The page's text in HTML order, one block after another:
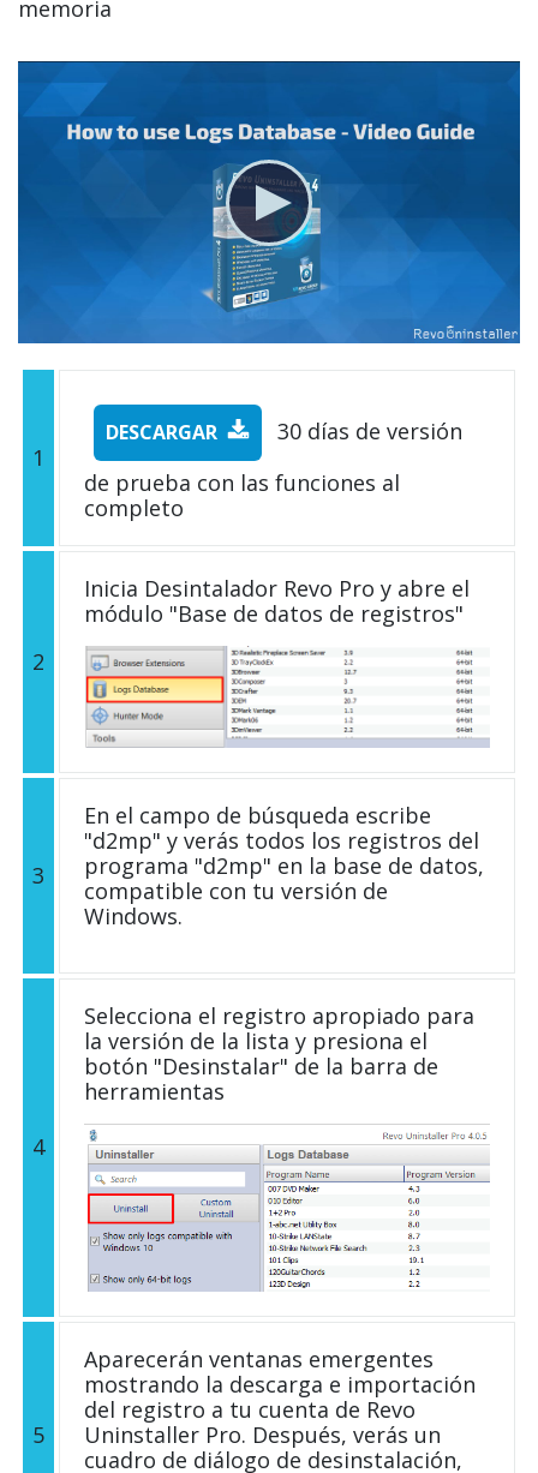
memoria
1
DESCARGAR
30 días de versión
de prueba con las funciones al
completo
2
Inicia Desintalador Revo Pro y abre el
módulo "Base de datos de registros"
3
En el campo de búsqueda escribe
"d2mp" y verás todos los registros del
programa "d2mp" en la base de datos,
compatible con tu versión de
Windows.
4
Selecciona el registro apropiado para
la versión de la lista y presiona el
botón "Desinstalar" de la barra de
herramientas
5
Aparecerán ventanas emergentes
mostrando la descarga e importación
del registro a tu cuenta de Revo
Uninstaller Pro. Después, verás un
cuadro de diálogo de desinstalación,